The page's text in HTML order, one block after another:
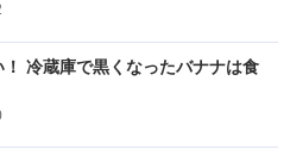
冷蔵庫で黒くなったバナナは食